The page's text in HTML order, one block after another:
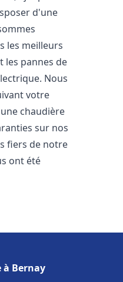
d'une
les meilleurs
les pannes de
Nous
votre
chaudière
sur nos
fiers de notre
ont été
à Bernay